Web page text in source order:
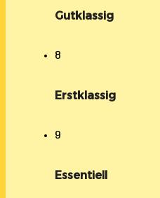
Gutklassig
8
Erstklassig
9
Essentiell